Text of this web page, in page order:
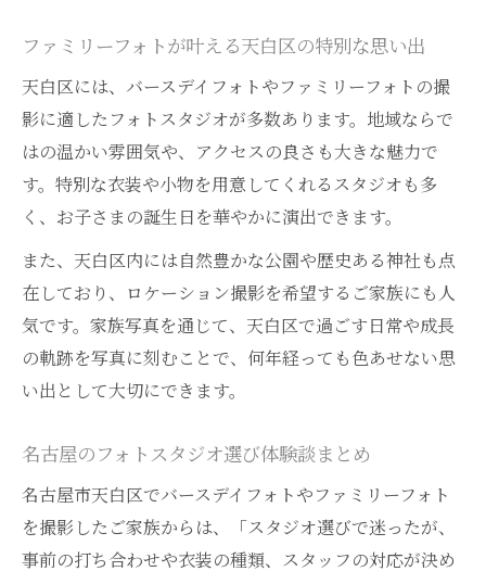
方
安い名古屋フォトスタジオの選定ポイント
衣装付きで叶う天白のバースデイフォト体
験
家族写真と一緒に撮れる人気スタジオの特
徴
自然な表情を引き出す家族写真のコツ特集
自然な笑顔を残すバースデイフォト撮影テク
ニック
子どもの表情を引き出す家族写真の工夫
おしゃれなスタジオで叶える自然な写真演
名古屋で人気の自然派ファミリーフォト体
ファミリーフォトが叶える天白区の特別な思い出
天白区には、バースデイフォトやファミリーフォトの撮
影に適したフォトスタジオが多数あります。地域ならで
はの温かい雰囲気や、アクセスの良さも大きな魅力で
す。特別な衣装や小物を用意してくれるスタジオも多
く、お子さまの誕生日を華やかに演出できます。
また、天白区内には自然豊かな公園や歴史ある神社も点
在しており、ロケーション撮影を希望するご家族にも人
気です。家族写真を通じて、天白区で過ごす日常や成長
の軌跡を写真に刻むことで、何年経っても色あせない思
い出として大切にできます。
名古屋のフォトスタジオ選び体験談まとめ
名古屋市天白区でバースデイフォトやファミリーフォト
を撮影したご家族からは、「スタジオ選びで迷ったが、
事前の打ち合わせや衣装の種類、スタッフの対応が決め